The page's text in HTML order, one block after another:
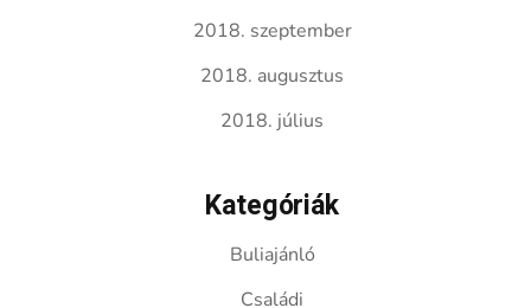
2018. szeptember
2018. augusztus
2018. július
Kategóriák
Buliajánló
Családi